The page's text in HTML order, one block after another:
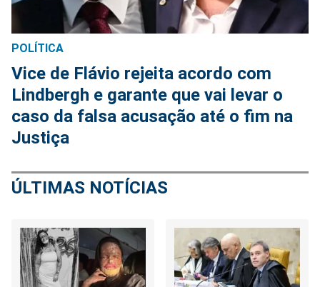
POLÍTICA
Vice de Flávio rejeita acordo com
Lindbergh e garante que vai levar o
caso da falsa acusação até o fim na
Justiça
ÚLTIMAS NOTÍCIAS